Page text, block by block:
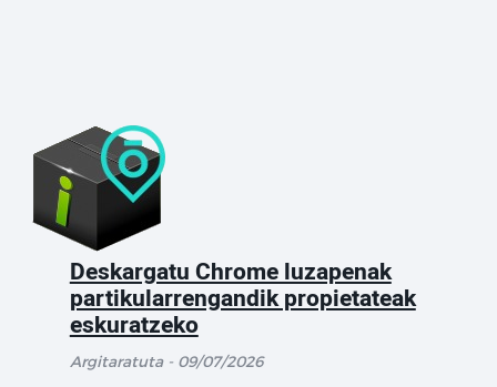
Deskargatu Chrome luzapenak
partikularrengandik propietateak
eskuratzeko
Argitaratuta - 09/07/2026